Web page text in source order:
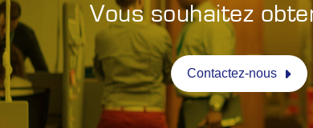
Vous souhaitez
Contactez-nous